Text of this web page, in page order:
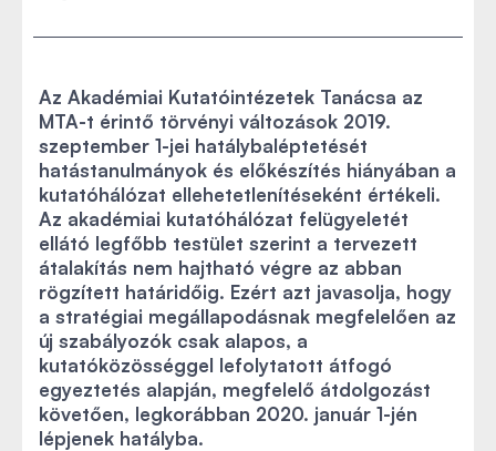
Az Akadémiai Kutatóintézetek Tanácsa az
MTA-t érintő törvényi változások 2019.
szeptember 1-jei hatálybaléptetését
hatástanulmányok és előkészítés hiányában a
kutatóhálózat ellehetetlenítéseként értékeli.
Az akadémiai kutatóhálózat felügyeletét
ellátó legfőbb testület szerint a tervezett
átalakítás nem hajtható végre az abban
rögzített határidőig. Ezért azt javasolja, hogy
a stratégiai megállapodásnak megfelelően az
új szabályozók csak alapos, a
kutatóközösséggel lefolytatott átfogó
egyeztetés alapján, megfelelő átdolgozást
követően, legkorábban 2020. január 1-jén
lépjenek hatályba.